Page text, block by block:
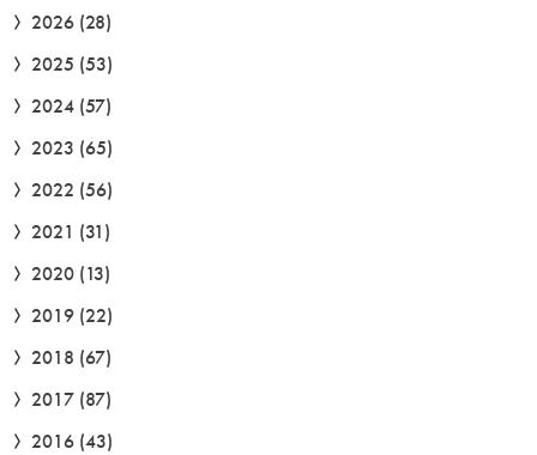
2026 (28)
2025 (53)
2024 (57)
2023 (65)
2022 (56)
2021 (31)
2020 (13)
2019 (22)
2018 (67)
2017 (87)
2016 (43)